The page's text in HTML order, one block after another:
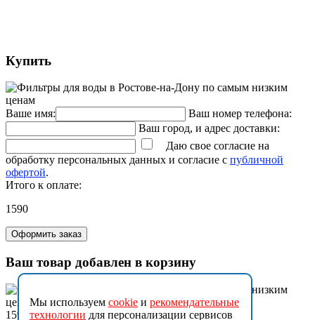
Купить
Ваше имя:
Ваш номер телефона:
Ваш город, и адрес доставки:
Даю свое согласие на
обработку персональных данных и согласие с публичной
офертой.
Итого к оплате:
1590
Оформить заказ
Ваш товар добавлен в корзину
1590
Мы используем cookie и рекомендательные
технологии для персонализации сервисов